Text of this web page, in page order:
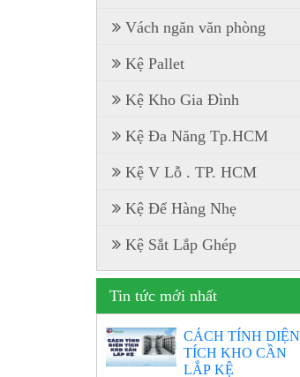
Vách ngăn văn phòng
Kệ Pallet
Kệ Kho Gia Đình
Kệ Đa Năng Tp.HCM
Kệ V Lỗ . TP. HCM
Kệ Để Hàng Nhẹ
Kệ Sắt Lắp Ghép
Tin tức mới nhất
CÁCH TÍNH DIỆN
TÍCH KHO CẦN
LẮP KỆ